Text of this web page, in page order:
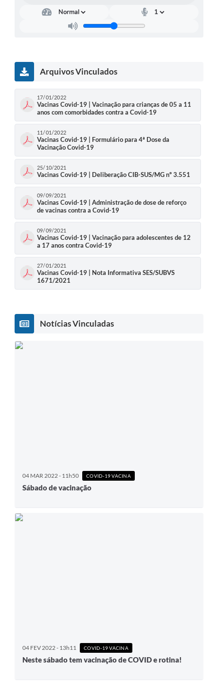
Arquivos Vinculados
17/01/2022
Vacinas Covid-19 | Vacinação para crianças de 05 a 11
anos com comorbidades contra a Covid-19
11/01/2022
Vacinas Covid-19 | Formulário para 4ª Dose da
Vacinação Covid-19
25/10/2021
Vacinas Covid-19 | Deliberação CIB-SUS/MG nº 3.551
09/09/2021
Vacinas Covid-19 | Administração de dose de reforço
de vacinas contra a Covid-19
09/09/2021
Vacinas Covid-19 | Vacinação para adolescentes de 12
a 17 anos contra Covid-19
27/01/2021
Vacinas Covid-19 | Nota Informativa SES/SUBVS
1671/2021
Notícias Vinculadas
04 MAR 2022 - 11h50 COVID-19 VACINA
Sábado de vacinação
04 FEV 2022 - 13h11 COVID-19 VACINA
Neste sábado tem vacinação de COVID e rotina!